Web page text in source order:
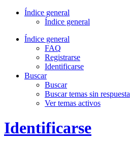
Índice general
Índice general
Índice general
FAQ
Registrarse
Identificarse
Buscar
Buscar
Buscar temas sin respuesta
Ver temas activos
Identificarse